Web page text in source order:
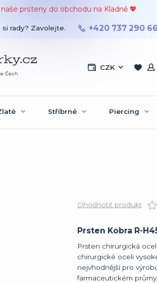
prsteny do obchodu na Kladně 💖
CZK
si rady? Zavolejte. +420 737 290
Stříbrné Piercing
Ohodnotit produkt
Prsten Kobra R-
Prsten chirurgická
chirurgické oceli
nejvhodnější pro
farmaceutickém